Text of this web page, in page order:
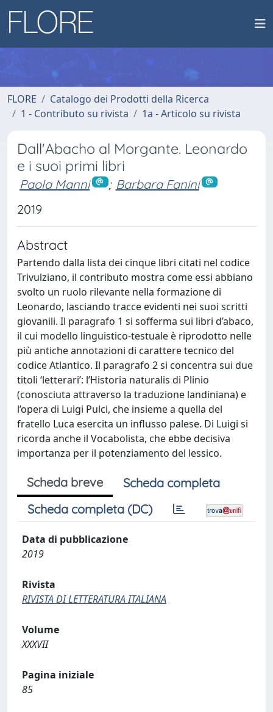
FLORE
Catalogo dei Prodotti della Ricerca
1 - Contributo su rivista
1a - Articolo su rivista
Dall'Abacho al Morgante. Leonardo
e i suoi primi libri
Paola Manni ; Barbara Fanini
2019
Abstract
Partendo dalla lista dei cinque libri citati nel codice
Trivulziano, il contributo mostra come essi abbiano
svolto un ruolo rilevante nella formazione di
Leonardo, lasciando tracce evidenti nei suoi scritti
giovanili. Il paragrafo 1 si sofferma sui libri d’abaco,
il cui modello linguistico-testuale è riprodotto nelle
più antiche annotazioni di carattere tecnico del
codice Atlantico. Il paragrafo 2 si concentra sui due
titoli ‘letterari’: l’Historia naturalis di Plinio
(conosciuta attraverso la traduzione landiniana) e
l’opera di Luigi Pulci, che insieme a quella del
fratello Luca esercita un influsso palese. Di Luigi si
ricorda anche il Vocabolista, che ebbe decisiva
importanza per il potenziamento del lessico.
Scheda breve
Scheda completa
Scheda completa (DC)
Data di pubblicazione
2019
Rivista
RIVISTA DI LETTERATURA ITALIANA
Volume
XXXVII
Pagina iniziale
85